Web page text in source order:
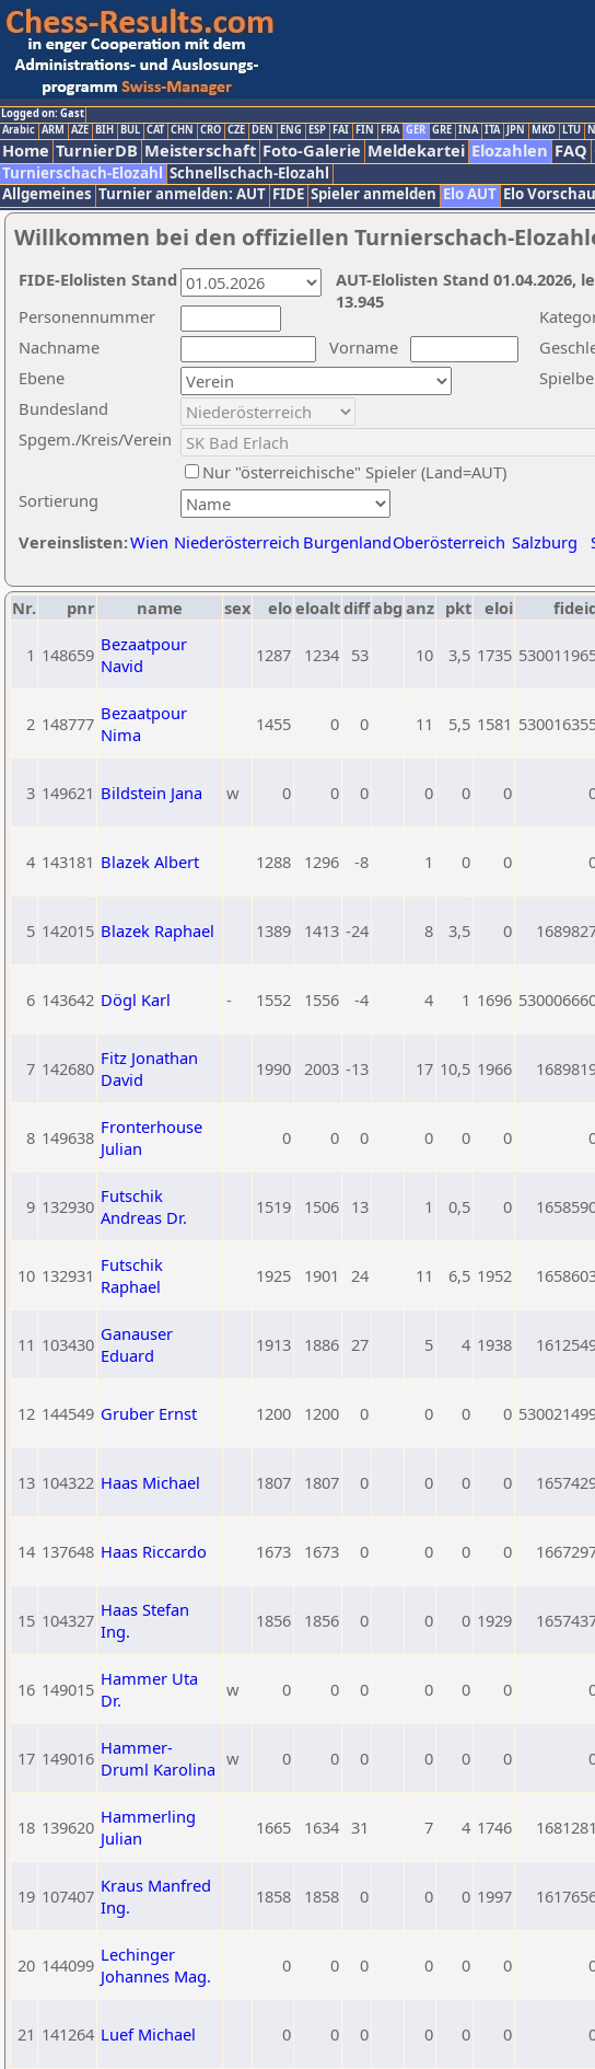
Logged on: Gast
Arabic ARM AZE BIH BUL CAT CHN CRO CZE DEN ENG ESP FAI FIN FRA GER GRE INA ITA JPN MKD LTU
Home TurnierDB Meisterschaft Foto-Galerie Meldekartei Elozahlen FAQ
Turnierschach-Elozahl Schnellschach-Elozahl
Allgemeines Turnier anmelden: AUT FIDE Spieler anmelden Elo AUT Elo Vorschau
Willkommen bei den offiziellen Turnierschach-
Nachname
Vorname
Ebene
Sortierung
Personennummer
Bundesland
Spgem./Kreis/Verein
Nur "österreichische" Spieler (Land=AUT)
Vereinslisten:Wien Niederösterreich BurgenlandOberösterreich Salzburg
AUT-Elolisten Stand
13.945
FIDE-Elolisten Stand
Nr. pnr name sex eloeloaltdiffabg anz pkt eloi
1 148659 Bezaatpour
Navid
1287 1234 53 10 3,5 1735
2 148777 Bezaatpour
Nima
1455 0 0 11 5,5 1581
3 149621 Bildstein Jana w 0 0 0 0 0 0
4 143181 Blazek Albert 1288 1296 -8 1 0 0
5 142015 Blazek Raphael 1389 1413 -24 8 3,5 0
6 143642 Dögl Karl - 1552 1556 -4 4 1 1696
7 142680 Fitz Jonathan
David
1990 2003 -13 17 10,5 1966
8 149638 Fronterhouse
Julian
0 0 0 0 0 0
9 132930 Futschik
Andreas Dr.
1519 1506 13 1 0,5 0
10 132931 Futschik
Raphael
1925 1901 24 11 6,5 1952
11 103430 Ganauser
Eduard
1913 1886 27 5 4 1938
12 144549 Gruber Ernst 1200 1200 0 0 0 0
13 104322 Haas Michael 1807 1807 0 0 0 0
14 137648 Haas Riccardo 1673 1673 0 0 0 0
15 104327 Haas Stefan
Ing.
1856 1856 0 0 0 1929
16 149015 Hammer Uta
Dr.
w 0 0 0 0 0 0
17 149016 Hammer-
Druml Karolina w 0 0 0 0 0 0
18 139620 Hammerling
Julian
1665 1634 31 7 4 1746 1681281
19 107407 Kraus Manfred
Ing.
1858 1858 0 0 0 1997
20 144099 Lechinger
Johannes Mag.
0 0 0 0 0 0
21 141264 Luef Michael 0 0 0 0 0 0